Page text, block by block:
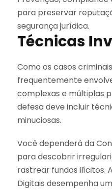
para preservar
segurança jurídica.
Técnicas
Como os casos
frequentemente
complexas e múltiplas
defesa deve incluir
minuciosas.
Você dependerá da
para descobrir
rastrear fundos ilícitos.
Digitais desempenha